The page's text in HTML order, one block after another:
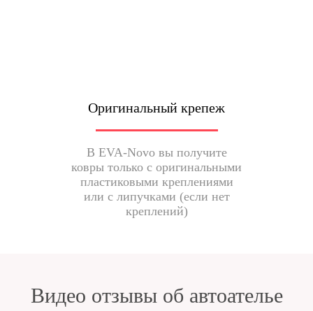
Оригинальный крепеж
В EVA-Novo вы получите
ковры только с оригинальными
пластиковыми креплениями
или с липучками (если нет
креплений)
Видео отзывы об автоателье